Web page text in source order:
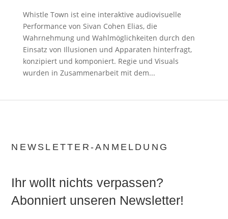
Whistle Town ist eine interaktive audiovisuelle
Performance von Sivan Cohen Elias, die
Wahrnehmung und Wahlmöglichkeiten durch den
Einsatz von Illusionen und Apparaten hinterfragt,
konzipiert und komponiert. Regie und Visuals
wurden in Zusammenarbeit mit dem...
NEWSLETTER-ANMELDUNG
Ihr wollt nichts verpassen?
Abonniert unseren Newsletter!